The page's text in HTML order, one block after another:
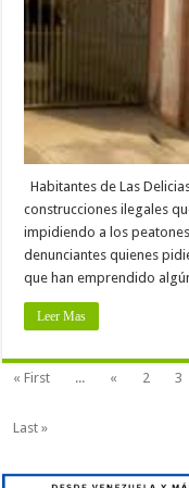
Habitantes de Las
construcciones ilegales
impidiendo a los
denunciantes quienes
que han emprendido
Leer Mas
« First ... « 2 3
Last »